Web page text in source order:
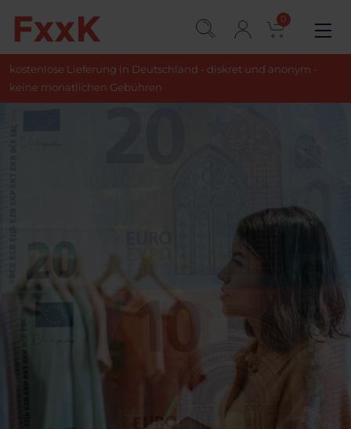
0
kostenlose Lieferung in Deutschland - diskret und anonym -
keine monatlichen Gebühren